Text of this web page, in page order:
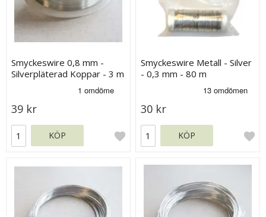
Smyckeswire 0,8 mm -
Silverpläterad Koppar - 3 m
39 kr
KÖP
Smyckeswire Metall - Silver
- 0,3 mm - 80 m
30 kr
KÖP